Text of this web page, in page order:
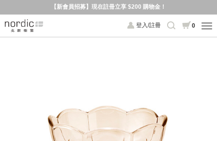
【新會員招募】現在註冊立享 $200 購物金！
登入/註冊 0